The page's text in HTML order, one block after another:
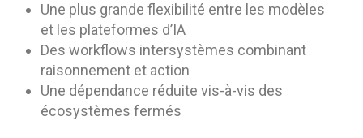
Une plus grande flexibilité entre les modèles
et les plateformes d’IA
Des workflows intersystèmes combinant
raisonnement et action
Une dépendance réduite vis-à-vis des
écosystèmes fermés